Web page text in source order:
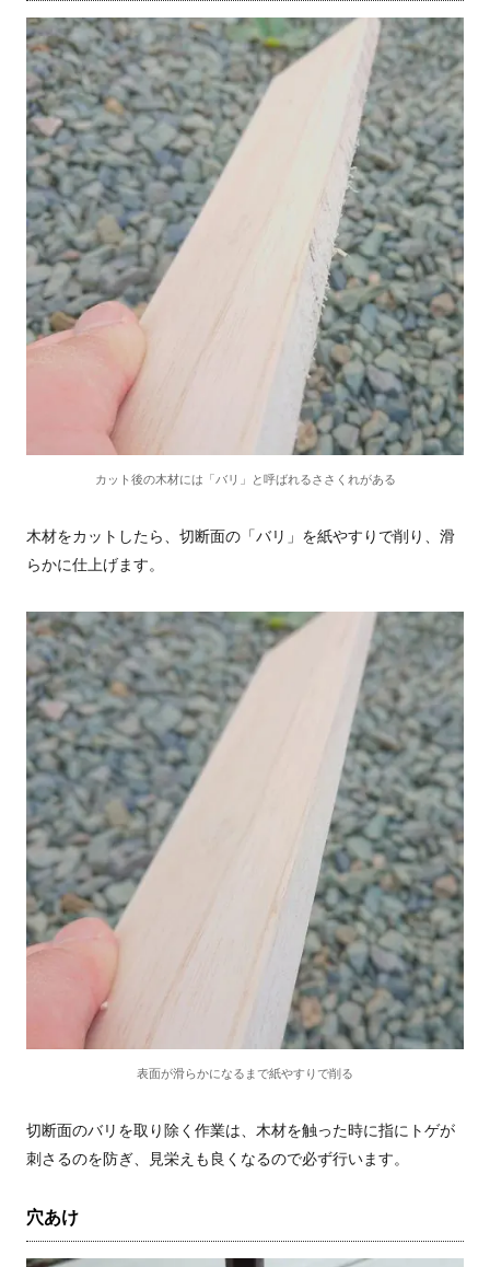
カット後の木材には「バリ」と呼ばれるささくれがある
木材をカットしたら、切断面の「バリ」を紙やすりで削り、滑
らかに仕上げます。
表面が滑らかになるまで紙やすりで削る
切断面のバリを取り除く作業は、木材を触った時に指にトゲが
刺さるのを防ぎ、見栄えも良くなるので必ず行います。
穴あけ